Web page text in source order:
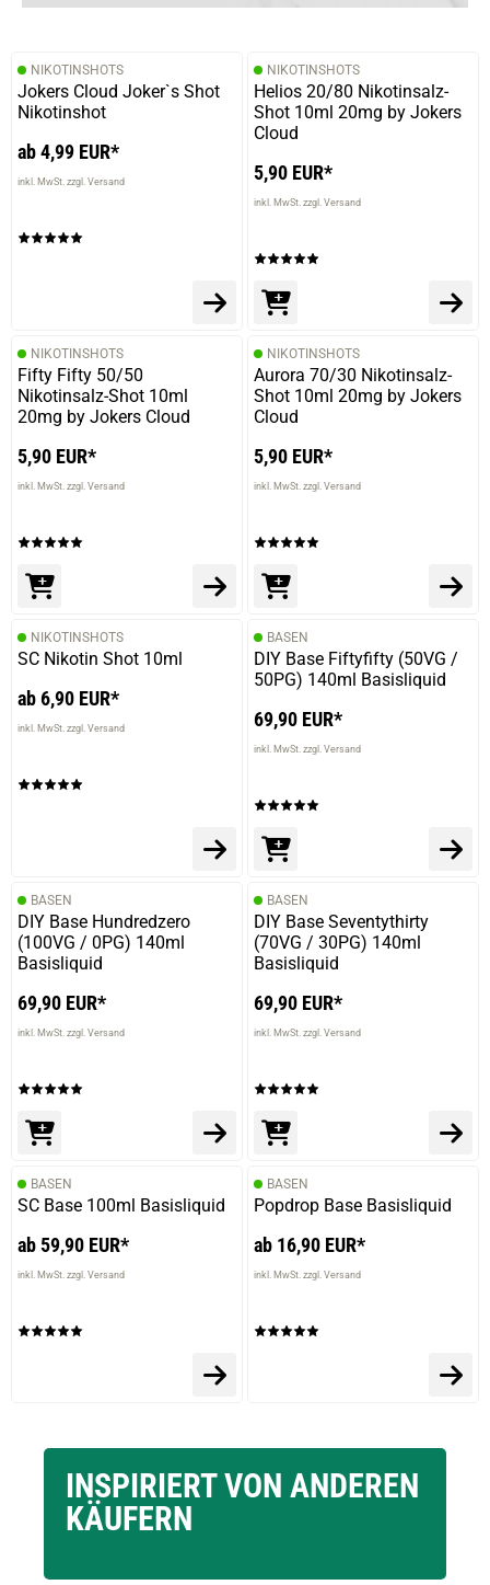
Eva H.
Die Bewertung erfolgte ohne Abgabe eines Kommentars
20.08.2024 — via
Trustedshops.de
verifizierter Onlinekauf.
Die Bewertung erfolgte ohne Abgabe eines Kommentars
Geschrieben von
am 03.07.2023
Schwarze Johannisbeere wie man sie kennt und liebt
NIKOTINSHOTS
Jokers Cloud Joker`s Shot
Nikotinshot
ab 4,99 EUR*
inkl. MwSt. zzgl. Versand
NIKOTINSHOTS
Helios 20/80 Nikotinsalz-
Shot 10ml 20mg by Jokers
Cloud
5,90 EUR*
inkl. MwSt. zzgl. Versand
NIKOTINSHOTS
Fifty Fifty 50/50
Nikotinsalz-Shot 10ml
20mg by Jokers Cloud
5,90 EUR*
inkl. MwSt. zzgl. Versand
NIKOTINSHOTS
Aurora 70/30 Nikotinsalz-
Shot 10ml 20mg by Jokers
Cloud
5,90 EUR*
inkl. MwSt. zzgl. Versand
NIKOTINSHOTS
SC Nikotin Shot 10ml
ab 6,90 EUR*
inkl. MwSt. zzgl. Versand
BASEN
DIY Base Fiftyfifty (50VG /
50PG) 140ml Basisliquid
69,90 EUR*
inkl. MwSt. zzgl. Versand
BASEN
DIY Base Hundredzero
(100VG / 0PG) 140ml
Basisliquid
69,90 EUR*
inkl. MwSt. zzgl. Versand
BASEN
DIY Base Seventythirty
(70VG / 30PG) 140ml
Basisliquid
69,90 EUR*
inkl. MwSt. zzgl. Versand
BASEN
SC Base 100ml Basisliquid
ab 59,90 EUR*
inkl. MwSt. zzgl. Versand
BASEN
Popdrop Base Basisliquid
ab 16,90 EUR*
inkl. MwSt. zzgl. Versand
INSPIRIERT VON ANDEREN
KÄUFERN